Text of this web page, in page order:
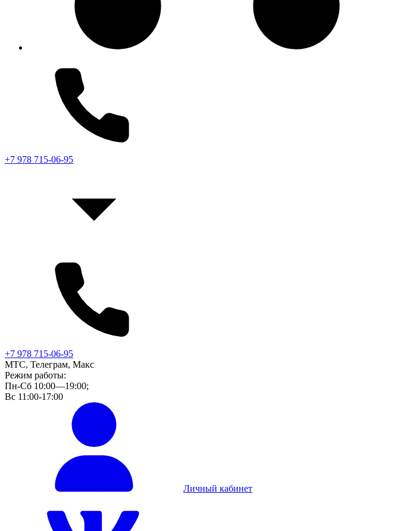
+7 978 715-06-95
+7 978 715-06-95
МТС, Телеграм, Макс
Режим работы:
Пн-Сб 10:00—19:00;
Вс 11:00-17:00
Личный кабинет